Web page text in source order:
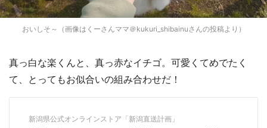
おいしそ～（画像はくーさんママ＠kukuri_shibainuさんの投稿より）
真っ白な楽くんと、真っ赤なイチゴ。可愛くてめでたく
て、とってもお似合いの組み合わせだ！
新潟県公式オンラインストア「新潟直送計画」